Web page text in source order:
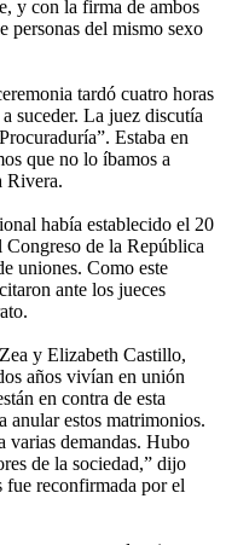
y con la firma de ambos
personas del mismo sexo
tardó cuatro horas
suceder. La juez discutía
Estaba en
que no lo íbamos a
Rivera.
había establecido el 20
de la República
uniones. Como este
ante los jueces
y Elizabeth Castillo,
años vivían en unión
en contra de esta
anular estos matrimonios.
varias demandas. Hubo
de la sociedad,” dijo
reconfirmada por el